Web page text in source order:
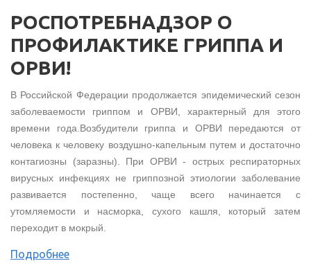
РОСПОТРЕБНАДЗОР О
ПРОФИЛАКТИКЕ ГРИППА И
ОРВИ!
В Российской Федерации продолжается эпидемический сезон
заболеваемости гриппом и ОРВИ, характерный для этого
времени года.Возбудители гриппа и ОРВИ передаются от
человека к человеку воздушно-капельным путем и достаточно
контагиозны (заразны). При ОРВИ - острых респираторных
вирусных инфекциях не гриппозной этиологии заболевание
развивается постепенно, чаще всего начинается с
утомляемости и насморка, сухого кашля, который затем
переходит в мокрый.
Подробнее